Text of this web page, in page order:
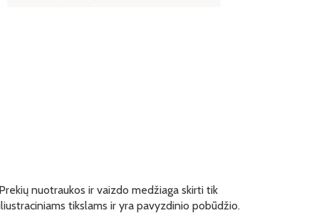
nuotraukos ir vaizdo medžiaga skirti tik
tikslams ir yra pavyzdinio pobūdžio.